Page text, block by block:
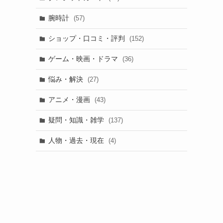
腕時計 (57)
ショップ・口コミ・評判 (152)
ゲーム・映画・ドラマ (36)
悩み・解決 (27)
アニメ・漫画 (43)
疑問・知識・雑学 (137)
人物・過去・現在 (4)